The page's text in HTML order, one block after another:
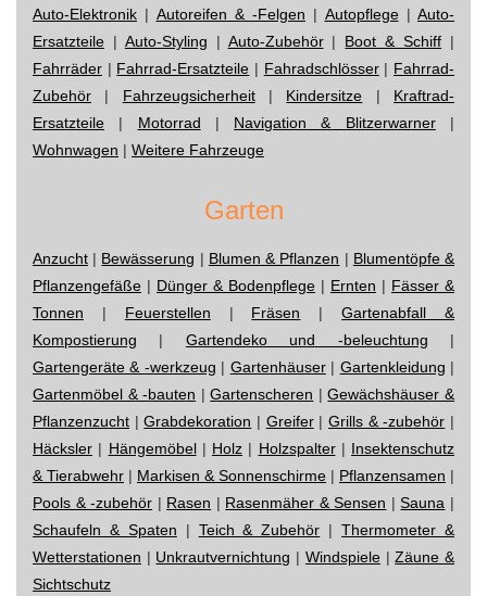
Auto-Elektronik | Autoreifen & -Felgen | Autopflege| Auto-
Ersatzteile | Auto-Styling | Auto-Zubehör| Boot & Schiff |
Fahrräder | Fahrrad-Ersatzteile | Fahradschlösser| Fahrrad-
Zubehör | Fahrzeugsicherheit| Kindersitze | Kraftrad-
Ersatzteile | Motorrad | Navigation & Blitzerwarner|
Wohnwagen | Weitere Fahrzeuge
Garten
Anzucht | Bewässerung | Blumen & Pflanzen | Blumentöpfe &
Pflanzengefäße | Dünger & Bodenpflege | Ernten | Fässer &
Tonnen | Feuerstellen | Fräsen |Gartenabfall &
Kompostierung | Gartendeko und -beleuchtung |
Gartengeräte & -werkzeug | Gartenhäuser| Gartenkleidung |
Gartenmöbel & -bauten |Gartenscheren |Gewächshäuser &
Pflanzenzucht |Grabdekoration | Greifer|Grills & -zubehör |
Häcksler | Hängemöbel| Holz | Holzspalter| Insektenschutz
& Tierabwehr | Markisen & Sonnenschirme | Pflanzensamen |
Pools & -zubehör | Rasen | Rasenmäher & Sensen |Sauna |
Schaufeln & Spaten | Teich & Zubehör |Thermometer &
Wetterstationen | Unkrautvernichtung | Windspiele|Zäune &
Sichtschutz